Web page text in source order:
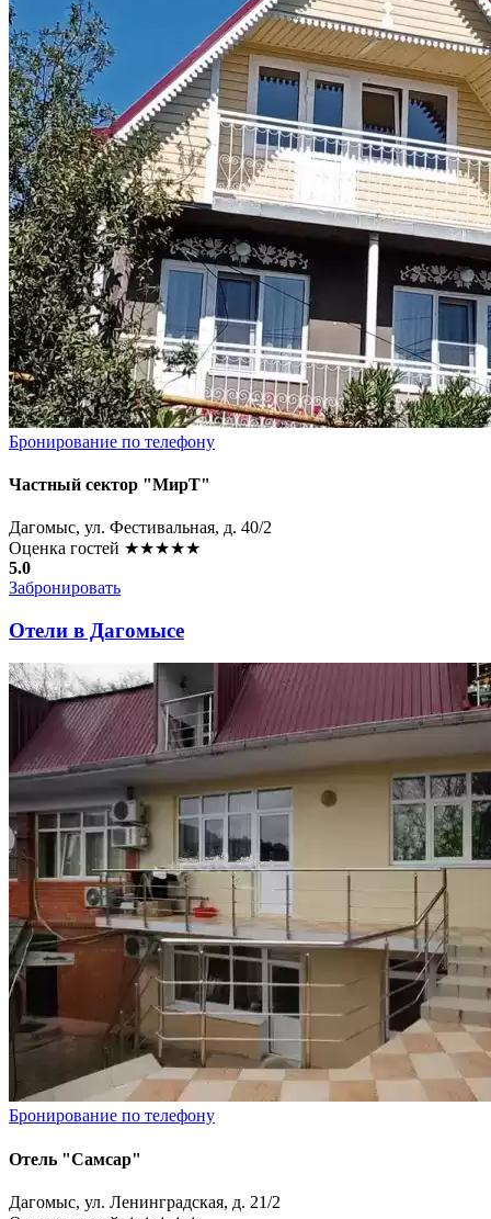
Бронирование по телефону
Частный сектор "МирТ"
Дагомыс, ул. Фестивальная, д. 40/2
Оценка гостей ★★★★★
5.0
Забронировать
Отели в Дагомысе
Бронирование по телефону
Отель "Самсар"
Дагомыс, ул. Ленинградская, д. 21/2